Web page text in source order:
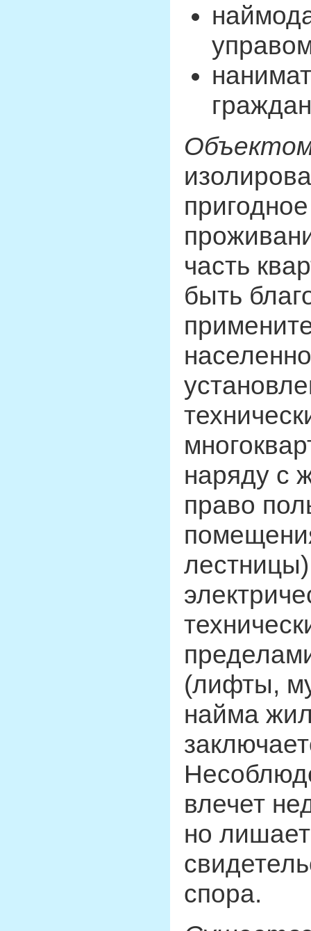
часть
быть
наряду с
право
(лифты,
найма
влечет
но
спора.